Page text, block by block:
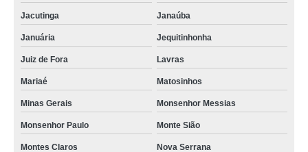
Jacutinga Janaúba
Januária Jequitinhonha
Juiz de Fora Lavras
Mariaé Matosinhos
Minas Gerais Monsenhor Messias
Monsenhor Paulo Monte Sião
Montes Claros Nova Serrana